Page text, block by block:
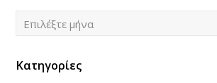
Ιστορικό
Επιλέξτε μήνα
Κατηγορίες